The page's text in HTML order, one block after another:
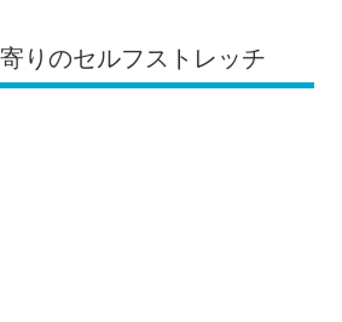
りのセルフストレッチ